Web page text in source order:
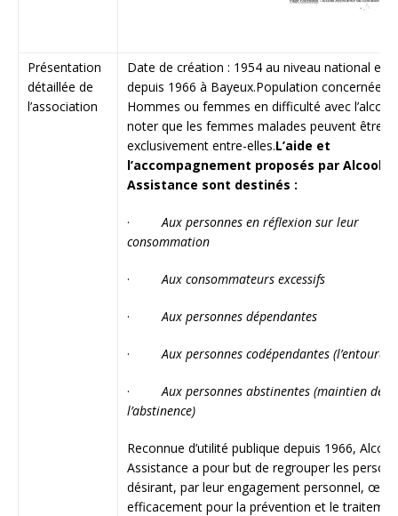
Présentation
détaillée de
l’association
Date de création : 1954 au niveau national et
depuis 1966 à Bayeux.Population concernée :
Hommes ou femmes en difficulté avec
noter que les femmes malades peuvent être
exclusivement entre-elles.L’aide et
l’accompagnement proposés par Alcool
Assistance sont destinés :
· Aux personnes en réflexion sur leur
consommation
· Aux consommateurs excessifs
· Aux personnes dépendantes
· Aux personnes codépendantes
· Aux personnes abstinentes (maintien de
l’abstinence)
Reconnue d’utilité publique depuis 1966, Alcool
Assistance a pour but de regrouper les
désirant, par leur engagement personnel,
efficacement pour la prévention et le